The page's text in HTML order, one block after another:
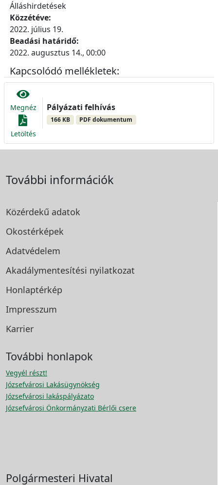
Álláshirdetések
Közzétéve:
2022. július 19.
Beadási határidő:
2022. augusztus 14., 00:00
Kapcsolódó mellékletek:
Megnéz
Letöltés
Pályázati felhívás
166 KB PDF dokumentum
További információk
Közérdekű adatok
Okostérképek
Adatvédelem
Akadálymentesítési nyilatkozat
Honlaptérkép
Impresszum
Karrier
További honlapok
Vegyél részt!
Józsefvárosi Lakásügynökség
Józsefvárosi lakáspályázato
Józsefvárosi Önkormányzati Bérlői csere
Polgármesteri Hivatal